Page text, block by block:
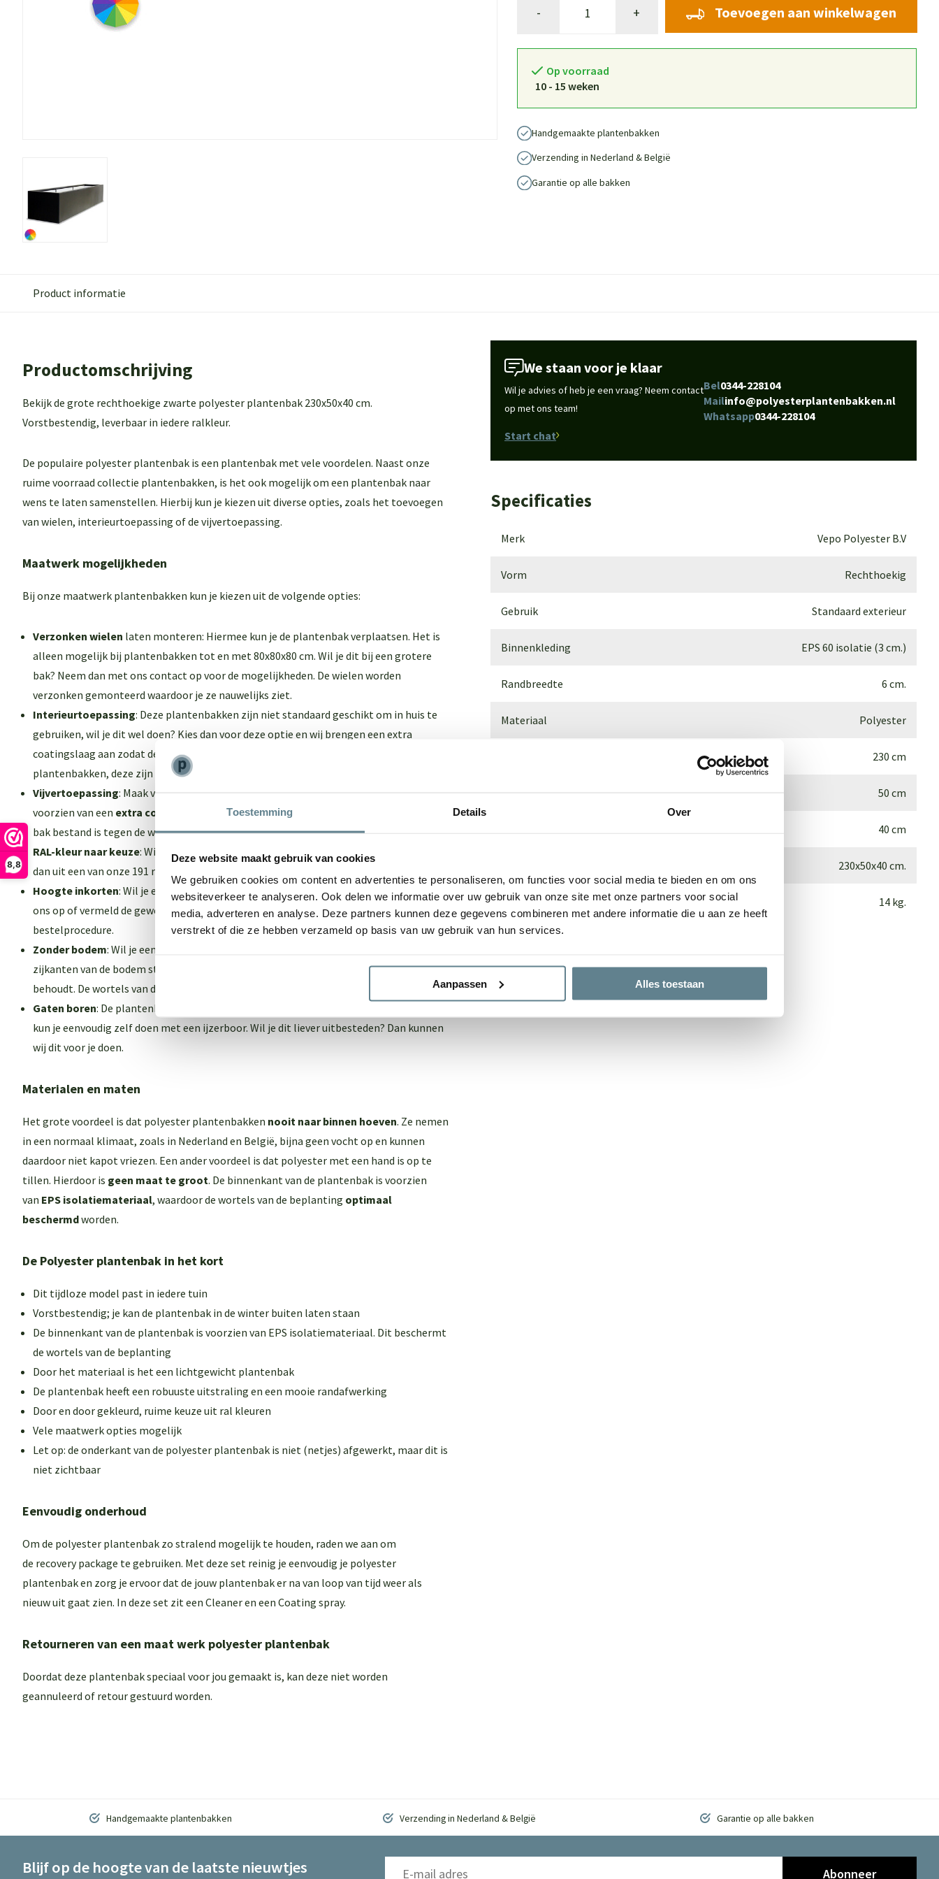
Toestemming Details Over
Deze website maakt gebruik van cookies
We gebruiken cookies om content en advertenties te personaliseren, om functies voor social media te bieden en om ons
websiteverkeer te analyseren. Ook delen we informatie over uw gebruik van onze site met onze partners voor social
media, adverteren en analyse. Deze partners kunnen deze gegevens combineren met andere informatie die u aan ze heeft
verstrekt of die ze hebben verzameld op basis van uw gebruik van hun services.
Aanpassen Alles toestaan
8,8
- + Toevoegen aan winkelwagen
Op voorraad
10 - 15 weken
Handgemaakte plantenbakken
Verzending in Nederland & België
Garantie op alle bakken
Product informatie
Productomschrijving
Bekijk de grote rechthoekige zwarte polyester plantenbak 230x50x40 cm.
Vorstbestendig, leverbaar in iedere ralkleur.
De populaire polyester plantenbak is een plantenbak met vele voordelen. Naast onze
ruime voorraad collectie plantenbakken, is het ook mogelijk om een plantenbak naar
wens te laten samenstellen. Hierbij kun je kiezen uit diverse opties, zoals het toevoegen
van wielen, interieurtoepassing of de vijvertoepassing.
Maatwerk mogelijkheden
Bij onze maatwerk plantenbakken kun je kiezen uit de volgende opties:
Verzonken wielen laten monteren: Hiermee kun je de plantenbak verplaatsen. Het is
alleen mogelijk bij plantenbakken tot en met 80x80x80 cm. Wil je dit bij een grotere
bak? Neem dan met ons contact op voor de mogelijkheden. De wielen worden
verzonken gemonteerd waardoor je ze nauwelijks ziet.
Interieurtoepassing: Deze plantenbakken zijn niet standaard geschikt om in huis te
gebruiken, wil je dit wel doen? Kies dan voor deze optie en wij brengen een extra
coatingslaag aan zodat de plantenbakken niet gaan lekken. Of bekijk onze
plantenbakken, deze zijn standaard geschikt voor binnen gebruik.
Vijvertoepassing: Maak van je plantenbak een vijver! De plantenbakken worden dan
voorzien van een extra coatingslaag en eenextra laag polyester
bak bestand is tegen de waterdruk.
RAL-kleur naar keuze: Wil je een andere kleur dan zuiver-wit of antraciet-zwart? Kies
dan uit een van onze 191 ralkleuren!
Hoogte inkorten: Wil je een minder hoge plantenbak? Neem hiervoor contact met
ons op of vermeld de gewenste hoogte in het opmerkingenveld tijdens de
bestelprocedure.
Zonder bodem: Wil je een plantenbak zonder bodem? Ook dit is mogelijk! We laten de
zijkanten van de bodem staan (ca. 5 tot 10 cm) zodat de bloembak zijn stevigheid
behoudt. De wortels van de beplanting kunnen groeien in de grond.
Gaten boren: De plantenbak wordt standaard geleverd zonder gaten in de bodem. Dit
kun je eenvoudig zelf doen met een ijzerboor. Wil je dit liever uitbesteden? Dan kunnen
wij dit voor je doen.
Materialen en maten
Het grote voordeel is dat polyester plantenbakken nooit naar binnen hoeven. Ze nemen
in een normaal klimaat, zoals in Nederland en België, bijna geen vocht op en kunnen
daardoor niet kapot vriezen. Een ander voordeel is dat polyester met een hand is op te
tillen. Hierdoor is geen maat te groot. De binnenkant van de plantenbak is voorzien
van EPS isolatiemateriaal, waardoor de wortels van de beplanting optimaal
beschermdworden.
De Polyester plantenbak in het kort
Dit tijdloze model past in iedere tuin
Vorstbestendig; je kan de plantenbak in de winter buiten laten staan
De binnenkant van de plantenbak is voorzien van EPS isolatiemateriaal. Dit beschermt
de wortels van de beplanting
Door het materiaal is het een lichtgewicht plantenbak
De plantenbak heeft een robuuste uitstraling en een mooie randafwerking
Door en door gekleurd, ruime keuze uit ral kleuren
Vele maatwerk opties mogelijk
Let op: de onderkant van de polyester plantenbak is niet (netjes) afgewerkt, maar dit is
niet zichtbaar
Eenvoudig onderhoud
Om de polyester plantenbak zo stralend mogelijk te houden, raden we aan om
de recovery package te gebruiken. Met deze set reinig je eenvoudig je polyester
plantenbak en zorg je ervoor dat de jouw plantenbak er na van loop van tijd weer als
nieuw uit gaat zien. In deze set zit een Cleaneren een Coating spray.
Retourneren van een maat werk polyester plantenbak
Doordat deze plantenbak speciaal voor jou gemaakt is, kan deze niet worden
geannuleerd of retour gestuurd worden.
We staan voor je klaar
Wil je advies of heb je een vraag? Neem contact
op met ons team!
Start chat
Bel0344-228104
Mailinfo@polyesterplantenbakken.nl
Whatsapp0344-228104
Specificaties
Merk Vepo Polyester B.V
Vorm Rechthoekig
Gebruik Standaard exterieur
Binnenkleding EPS 60 isolatie (3 cm.)
Randbreedte 6 cm.
Materiaal Polyester
230 cm
50 cm
40 cm
230x50x40 cm.
Gewicht 14 kg.
Handgemaakte plantenbakken Verzending in Nederland & België Garantie op alle bakken
Blijf op de hoogte van de laatste nieuwtjes Abonneer